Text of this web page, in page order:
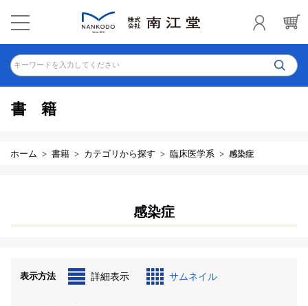
キーワードを入力してください
書籍
ホーム 書籍 カテゴリから探す 臨床医学系 感染症
感染症
表示方法 詳細表示 サムネイル